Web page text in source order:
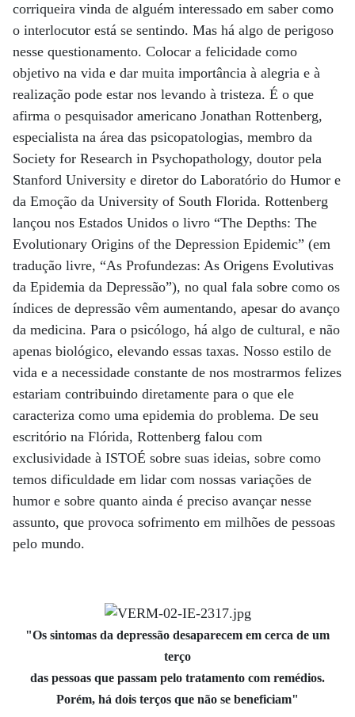
corriqueira vinda de alguém interessado em saber como
o interlocutor está se sentindo. Mas há algo de perigoso
nesse questionamento. Colocar a felicidade como
objetivo na vida e dar muita importância à alegria e à
realização pode estar nos levando à tristeza. É o que
afirma o pesquisador americano Jonathan Rottenberg,
especialista na área das psicopatologias, membro da
Society for Research in Psychopathology, doutor pela
Stanford University e diretor do Laboratório do Humor e
da Emoção da University of South Florida. Rottenberg
lançou nos Estados Unidos o livro “The Depths: The
Evolutionary Origins of the Depression Epidemic” (em
tradução livre, “As Profundezas: As Origens Evolutivas
da Epidemia da Depressão”), no qual fala sobre como os
índices de depressão vêm aumentando, apesar do avanço
da medicina. Para o psicólogo, há algo de cultural, e não
apenas biológico, elevando essas taxas. Nosso estilo de
vida e a necessidade constante de nos mostrarmos felizes
estariam contribuindo diretamente para o que ele
caracteriza como uma epidemia do problema. De seu
escritório na Flórida, Rottenberg falou com
exclusividade à ISTOÉ sobre suas ideias, sobre como
temos dificuldade em lidar com nossas variações de
humor e sobre quanto ainda é preciso avançar nesse
assunto, que provoca sofrimento em milhões de pessoas
pelo mundo.
"Os sintomas da depressão desaparecem em cerca de um
terço
das pessoas que passam pelo tratamento com remédios.
Porém, há dois terços que não se beneficiam"